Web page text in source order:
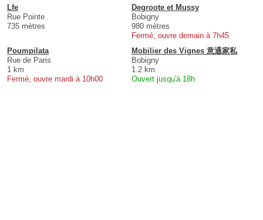
Lfe
Rue Pointe
735 mètres
Degroote et Mussy
Bobigny
980 mètres
Fermé, ouvre demain à 7h45
Poumpilata
Rue de Paris
1 km
Fermé, ouvre mardi à 10h00
Mobilier des Vignes 意通家私
Bobigny
1.2 km
Ouvert jusqu'à 18h